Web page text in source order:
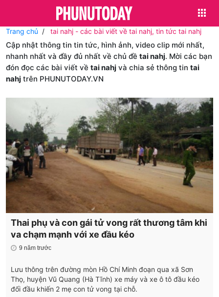
Trang chủ tai nahj - các bài viết về tai nahj, tin tức tai nahj
Cập nhật thông tin tin tức, hình ảnh, video clip mới nhất,
nhanh nhất và đầy đủ nhất về chủ đề tai nahj. Mời các bạn
đón đọc các bài viết về tai nahj và chia sẻ thông tin tai
nahj trên PHUNUTODAY.VN
Thai phụ và con gái tử vong rất thương tâm khi
va chạm mạnh với xe đầu kéo
9 năm trước
Lưu thông trên đường mòn Hồ Chí Minh đoạn qua xã Sơn
Thọ, huyện Vũ Quang (Hà Tĩnh) xe máy và xe ô tô đầu kéo
đối đầu khiến 2 mẹ con tử vong tại chỗ.